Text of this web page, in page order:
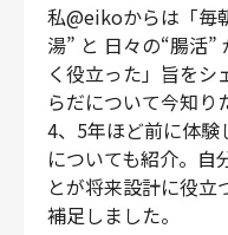
私@eikoからは「毎
湯” と 日々の“腸活
く役立った」旨をシ
らだについて今知り
4、5年ほど前に体験
についても紹介。自
とが将来設計に役立
補足しました。